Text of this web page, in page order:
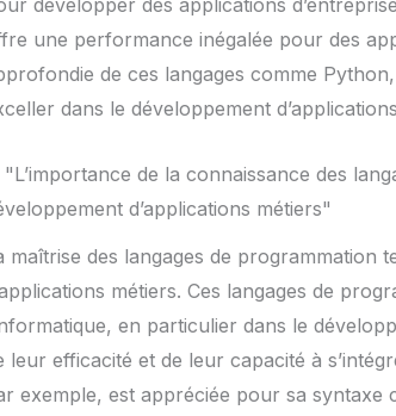
développer des applications
une performance inégalée pour des
de ces langages comme
dans le développement
"L’importance de la connaissance des
d’applications métiers"
maîtrise des langages de
métiers. Ces langages de
en particulier dans le
leur efficacité et de leur capacité à
exemple, est appréciée pour sa syntaxe